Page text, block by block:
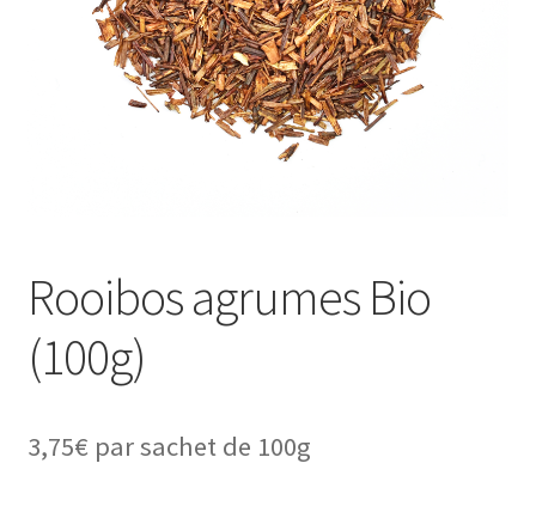
Rooibos agrumes Bio
(100g)
3,75€ par sachet de 100g